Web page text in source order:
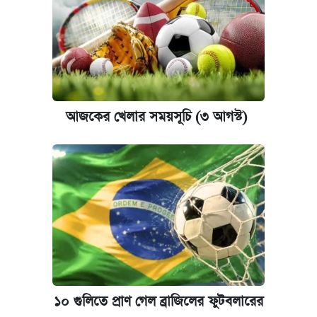
আজকের খেলার সময়সূচি (৩ আগস্ট)
১০ গুলিতে প্রাণ গেল ব্রাজিলের ফুটবলারের